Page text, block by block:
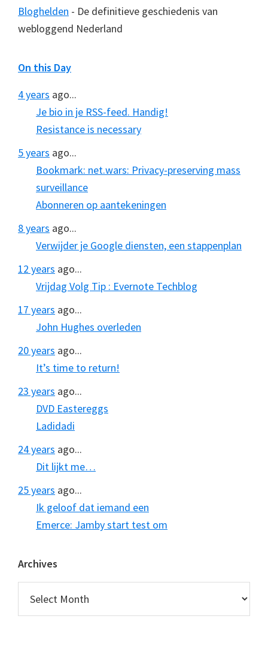
Bloghelden - De definitieve geschiedenis van
webloggend Nederland
On this Day
4 years ago...
Je bio in je RSS-feed. Handig!
Resistance is necessary
5 years ago...
Bookmark: net.wars: Privacy-preserving mass
surveillance
Abonneren op aantekeningen
8 years ago...
Verwijder je Google diensten, een stappenplan
12 years ago...
Vrijdag Volg Tip : Evernote Techblog
17 years ago...
John Hughes overleden
20 years ago...
It’s time to return!
23 years ago...
DVD Eastereggs
Ladidadi
24 years ago...
Dit lijkt me…
25 years ago...
Ik geloof dat iemand een
Emerce: Jamby start test om
Archives